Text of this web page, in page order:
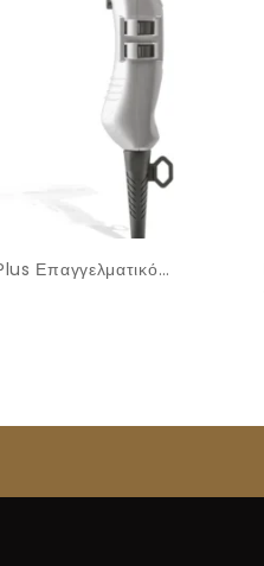
Επαγγελματικό
1900W Silver